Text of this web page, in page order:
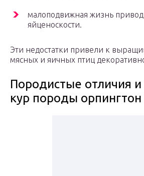
малоподвижная жизнь
яйценоскости.
Эти недостатки привели к
мясных и яичных птиц
Породистые отличия и
кур породы орпингтон